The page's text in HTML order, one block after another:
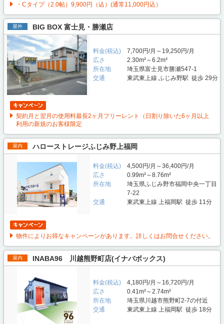
・Cタイプ（2.0帖）9,900円（込）(通常11,000円込）
屋外 BIG BOX 富士見・勝瀬店
料金(税込)
7,700円/月～19,250円/月
広さ
2.30m²～6.2m²
所在地
埼玉県富士見市勝瀬547-1
交通
東武東上線 ふじみ野駅 徒歩 29分
契約月と翌月の使用料最長2ヶ月フリーレント（日割り除いた6ヶ月以上
利用の新規のお客様限定
屋内 ハローストレージふじみ野上福岡
料金(税込)
4,500円/月～36,400円/月
広さ
0.99m²～8.76m²
所在地
埼玉県ふじみ野市福岡中央一丁目
7-22
交通
東武東上線 上福岡駅 徒歩 11分
物件によりお得なキャンペーンがあります。詳しくはお問合せください。
屋内 INABA96 川越熊野町店(イナバボックス)
料金(税込)
4,180円/月～16,720円/月
広さ
0.41m²～2.74m²
所在地
埼玉県川越市熊野町2-7の付近
交通
東武東上線 上福岡駅 徒歩 18分